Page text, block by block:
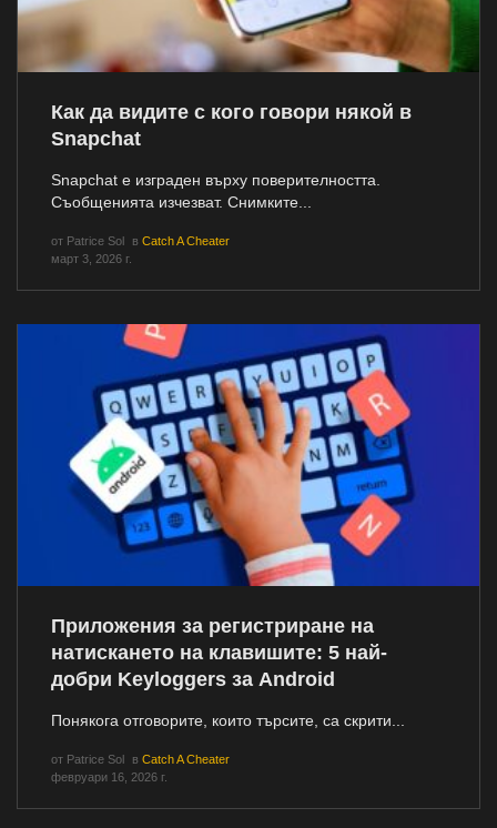
Как да видите с кого говори някой в
Snapchat
Snapchat е изграден върху поверителността.
Съобщенията изчезват. Снимките...
от Patrice Sol в Catch A Cheater
март 3, 2026 г.
Приложения за регистриране на
натискането на клавишите: 5 най-
добри Keyloggers за Android
Понякога отговорите, които търсите, са скрити...
от Patrice Sol в Catch A Cheater
февруари 16, 2026 г.